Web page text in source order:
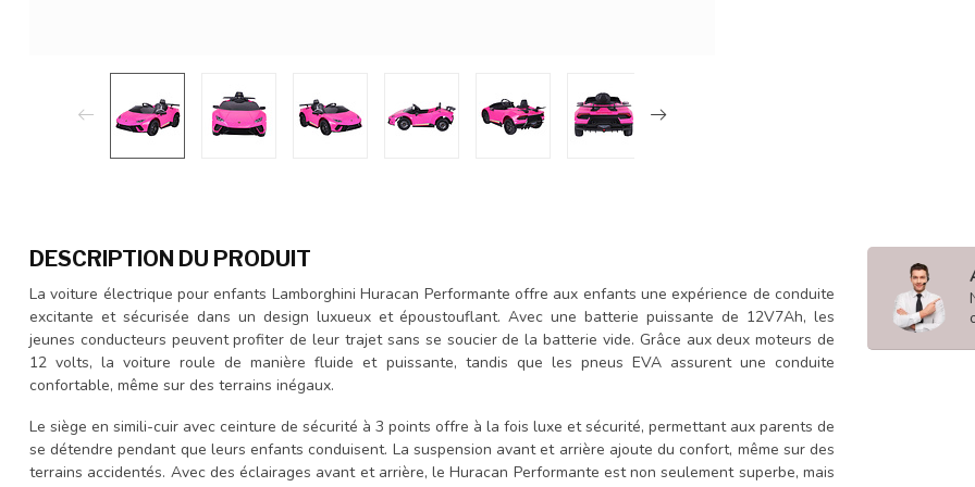
DESCRIPTION DU PRODUIT
La voiture électrique pour enfants Lamborghini Huracan Performante offre aux enfants une expérience de conduite
excitante et sécurisée dans un design luxueux et époustouflant. Avec une batterie puissante de 12V7Ah, les
jeunes conducteurs peuvent profiter de leur trajet sans se soucier de la batterie vide. Grâce aux deux moteurs de
12 volts, la voiture roule de manière fluide et puissante, tandis que les pneus EVA assurent une conduite
confortable, même sur des terrains inégaux.
Le siège en simili-cuir avec ceinture de sécurité à 3 points offre à la fois luxe et sécurité, permettant aux parents de
se détendre pendant que leurs enfants conduisent. La suspension avant et arrière ajoute du confort, même sur des
terrains accidentés. Avec des éclairages avant et arrière, le Huracan Performante est non seulement superbe, mais